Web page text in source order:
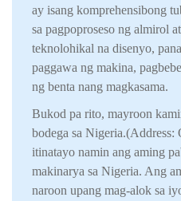
ay isang komprehensibong
sa pagpoproseso ng almirol
teknolohikal na disenyo,
paggawa ng makina,
ng benta nang magkasama.
Bukod pa rito, mayroon
bodega sa Nigeria.(Address:
itinatayo namin ang aming
makinarya sa Nigeria. Ang
naroon upang mag-alok sa